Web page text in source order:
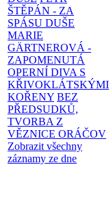
ŠTĚPÁN - ZA
SPÁSU DUŠE
MARIE
GÄRTNEROVÁ -
ZAPOMENUTÁ
OPERNÍ DIVA S
KŘIVOKLÁTSKÝMI
KOŘENY BEZ
PŘEDSUDKŮ,
TVORBA Z
VĚZNICE ORÁČOV
Zobrazit všechny
záznamy ze dne